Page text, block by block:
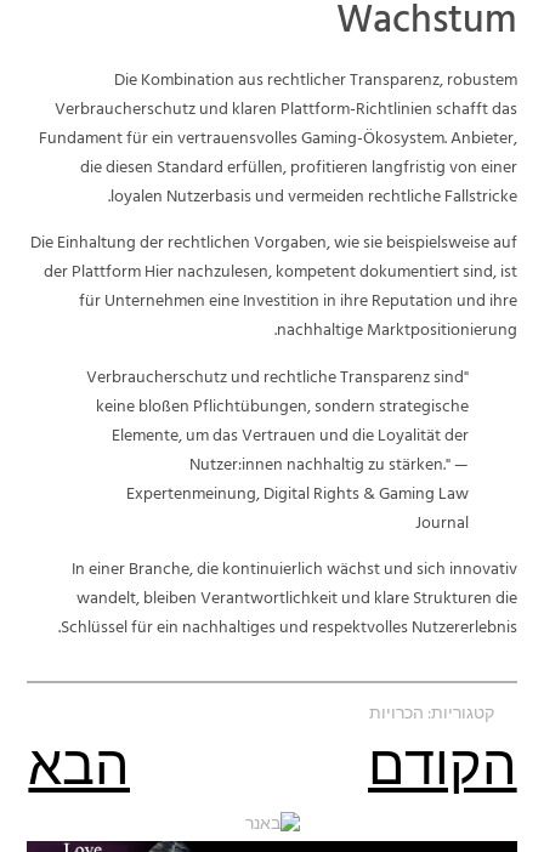
Wachstum
Die Kombination aus rechtlicher Transparenz, robustem
Verbraucherschutz und klaren Plattform-Richtlinien schafft das
Fundament für ein vertrauensvolles Gaming-Ökosystem. Anbieter,
die diesen Standard erfüllen, profitieren langfristig von einer
loyalen Nutzerbasis und vermeiden rechtliche Fallstricke.
Die Einhaltung der rechtlichen Vorgaben, wie sie beispielsweise auf
der Plattform Hier nachzulesen, kompetent dokumentiert sind, ist
für Unternehmen eine Investition in ihre Reputation und ihre
nachhaltige Marktpositionierung.
"Verbraucherschutz und rechtliche Transparenz sind
keine bloßen Pflichtübungen, sondern strategische
Elemente, um das Vertrauen und die Loyalität der
Nutzer:innen nachhaltig zu stärken." —
Expertenmeinung, Digital Rights & Gaming Law
Journal
In einer Branche, die kontinuierlich wächst und sich innovativ
wandelt, bleiben Verantwortlichkeit und klare Strukturen die
Schlüssel für ein nachhaltiges und respektvolles Nutzererlebnis.
קטגוריות:הכרויות
הקודם הבא